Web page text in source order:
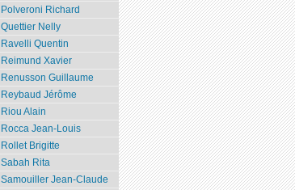
Polveroni Richard
Quettier Nelly
Ravelli Quentin
Reimund Xavier
Renusson Guillaume
Reybaud Jérôme
Riou Alain
Rocca Jean-Louis
Rollet Brigitte
Sabah Rita
Samouiller Jean-Claude